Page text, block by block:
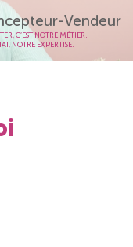
Vendeur
C’EST NOTRE MÉTIER.
NOTRE EXPERTISE.